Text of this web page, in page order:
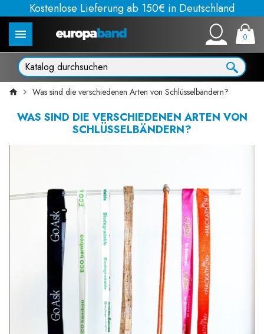
Kostenlose Lieferung ab 150€ in Deutschland
0
Was sind die verschiedenen Arten von Schlüsselbändern?
WAS SIND DIE VERSCHIEDENEN ARTEN VON
SCHLÜSSELBÄNDERN?